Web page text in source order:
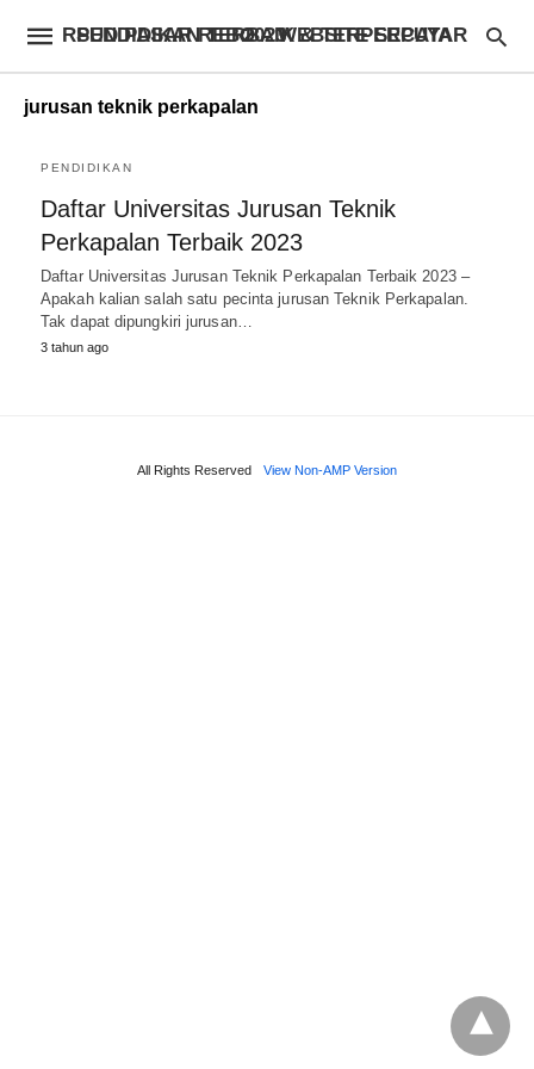
RSUD PASAR REBO – WEBSITE SEPUTAR PENDIDIKAN TERBAIK & TERPERCAYA 2023
jurusan teknik perkapalan
PENDIDIKAN
Daftar Universitas Jurusan Teknik
Perkapalan Terbaik 2023
Daftar Universitas Jurusan Teknik Perkapalan Terbaik 2023 –
Apakah kalian salah satu pecinta jurusan Teknik Perkapalan.
Tak dapat dipungkiri jurusan…
3 tahun ago
All Rights Reserved View Non-AMP Version